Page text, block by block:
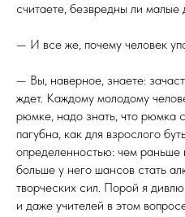
считаете, безвредны ли малые
— И все же, почему человек
— Вы, наверное, знаете:
ждет. Каждому молодому
рюмке, надо знать, что рюмка
пагубна, как для взрослого
определенностью: чем раньше
больше у него шансов стать
творческих сил. Порой я
и даже учителей в этом